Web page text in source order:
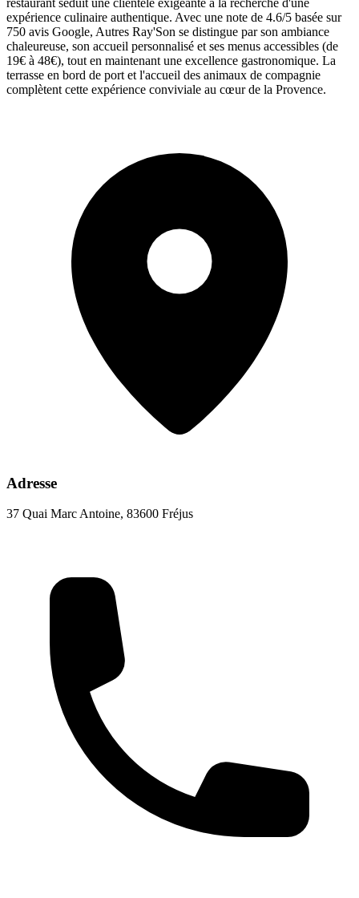
expérience culinaire authentique. Avec une note de 4.6/5 basée sur
750 avis Google, Autres Ray'Son se distingue par son ambiance
chaleureuse, son accueil personnalisé et ses menus accessibles (de
19€ à 48€), tout en maintenant une excellence gastronomique. La
terrasse en bord de port et l'accueil des animaux de compagnie
complètent cette expérience conviviale au cœur de la Provence.
Adresse
37 Quai Marc Antoine, 83600 Fréjus